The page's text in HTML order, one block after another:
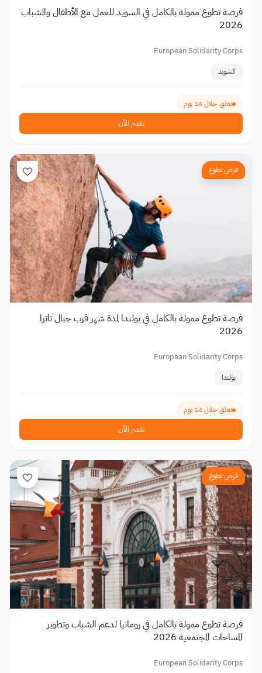
فرصة تطوع ممولة بالكامل في السويد للعمل مع الأطفال والشباب
2026
European Solidarity Corps
السويد
تغلق خلال 14 يوم
تقدم الآن
فرص تطوع
فرصة تطوع ممولة بالكامل في بولندا لمدة شهر قرب جبال تاترا
2026
European Solidarity Corps
بولندا
تغلق خلال 14 يوم
تقدم الآن
فرص تطوع
فرصة تطوع ممولة بالكامل في رومانيا لدعم الشباب وتطوير
المساحات المجتمعية 2026
European Solidarity Corps